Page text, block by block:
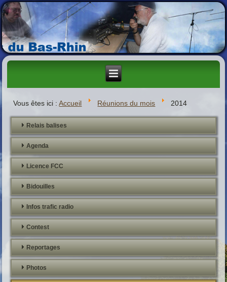
Vous êtes ici :Accueil Réunions du mois 2014
Relais balises
Agenda
Licence FCC
Bidouilles
Infos trafic radio
Contest
Reportages
Photos